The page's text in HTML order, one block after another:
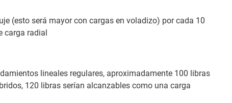
(esto será mayor con cargas en voladizo) por cada 10
carga radial
lineales regulares, aproximadamente 100 libras
120 libras serían alcanzables como una carga